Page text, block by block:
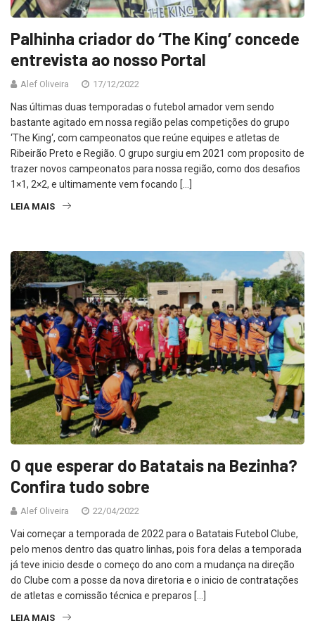
Palhinha criador do ‘The King’ concede
entrevista ao nosso Portal
Alef Oliveira 17/12/2022
Nas últimas duas temporadas o futebol amador vem sendo
bastante agitado em nossa região pelas competições do grupo
‘The King‘, com campeonatos que reúne equipes e atletas de
Ribeirão Preto e Região. O grupo surgiu em 2021 com proposito de
trazer novos campeonatos para nossa região, como dos desafios
1×1, 2×2, e ultimamente vem focando […]
LEIA MAIS
O que esperar do Batatais na Bezinha?
Confira tudo sobre
Alef Oliveira 22/04/2022
Vai começar a temporada de 2022 para o Batatais Futebol Clube,
pelo menos dentro das quatro linhas, pois fora delas a temporada
já teve inicio desde o começo do ano com a mudança na direção
do Clube com a posse da nova diretoria e o inicio de contratações
de atletas e comissão técnica e preparos […]
LEIA MAIS